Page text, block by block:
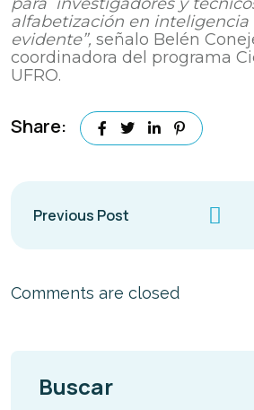
alfabetización en inteligencia
evidente”, señalo Belén
coordinadora del programa
UFRO.
Share:
Previous Post
Comments are closed
Buscar